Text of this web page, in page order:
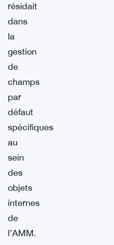
résidait
dans
la
gestion
de
champs
par
défaut
spécifiques
au
sein
des
objets
internes
de
l’AMM.